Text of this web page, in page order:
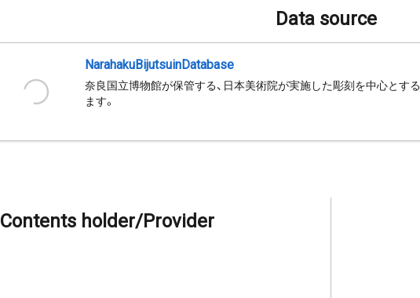
Data source
NarahakuBijutsuinDatabase
奈良国立博物館が保管する、日本美術院が実施した彫刻を中心とす
ます。
Contents holder/Provider